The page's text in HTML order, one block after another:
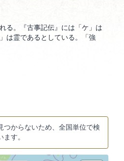
る。『古事記伝』には「ケ」は
は霊であるとしている。「強
つからないため、全国単位で検
す。